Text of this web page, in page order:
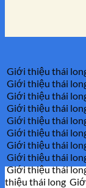
Giới thiệu thái
Giới thiệu thái
Giới thiệu thái
Giới thiệu thái
Giới thiệu thái
Giới thiệu thái
Giới thiệu thái
Giới thiệu thái
Giới thiệu thái
thiệu thái long